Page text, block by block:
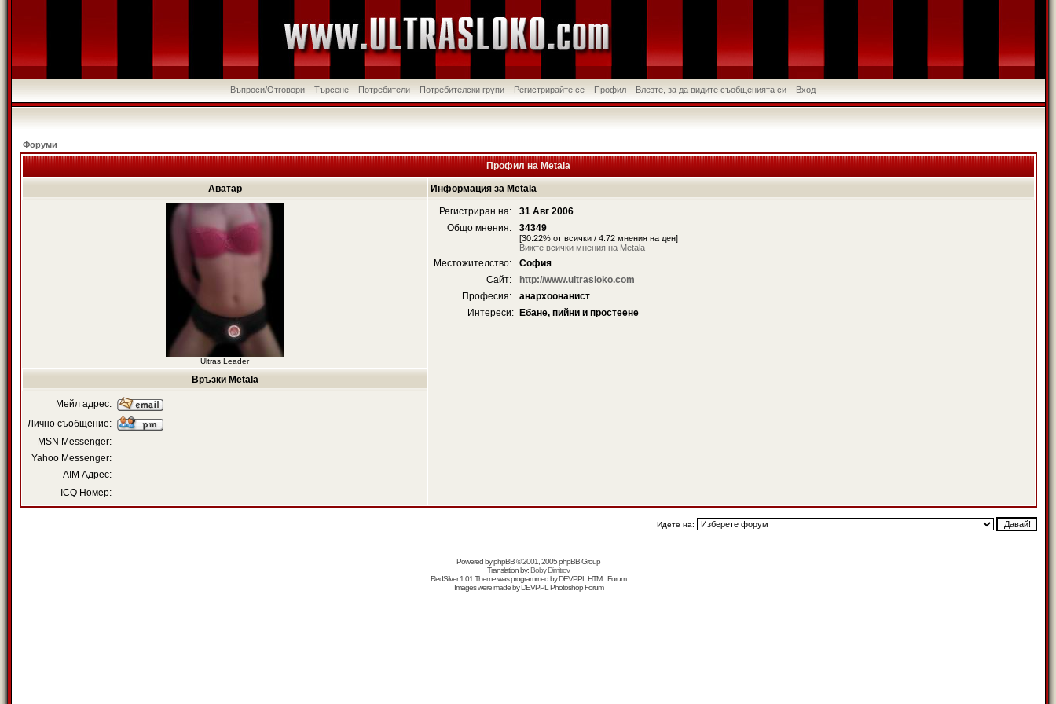
Въпроси/Отговори Търсене Потребители Потребителски групи Регистрирайте се Профил Влезте, за да видите съобщенията си Вход
Форуми
Профил на Metala
Аватар Информация за Metala
Ultras Leader
Регистриран на:
31 Авг 2006
Общо мнения:
34349
[30.22% от всички / 4.72 мнения на ден]
Вижте всички мнения на Metala
Местожителство:
София
Сайт:
http://www.ultrasloko.com
Професия:
анархоонанист
Интереси:
Ебане, пийни и простеене
Връзки Metala
Мейл адрес:
Лично съобщение:
MSN Messenger:
Yahoo Messenger:
AIM Адрес:
ICQ Номер:
Идете на:
Powered byphpBB© 2001, 2005 phpBB Group
Translation by:Boby Dimitrov
RedSilver 1.01 Theme was programmed byDEVPPL HTML Forum
Images were made byDEVPPL Photoshop Forum